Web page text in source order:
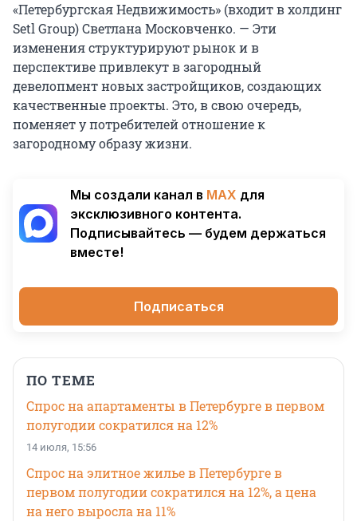
«Петербургская Недвижимость» (входит в холдинг
Setl Group) Светлана Московченко. — Эти
изменения структурируют рынок и в
перспективе привлекут в загородный
девелопмент новых застройщиков, создающих
качественные проекты. Это, в свою очередь,
поменяет у потребителей отношение к
загородному образу жизни.
Мы создали канал в MAX для
эксклюзивного контента.
Подписывайтесь — будем держаться
вместе!
Подписаться
ПО ТЕМЕ
Спрос на апартаменты в Петербурге в первом
полугодии сократился на 12%
14 июля, 15:56
Спрос на элитное жилье в Петербурге в
первом полугодии сократился на 12%, а цена
на него выросла на 11%